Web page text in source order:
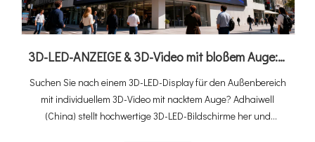
3D-LED-ANZEIGE & 3D-Video mit bloßem Auge: Ultimativer Kaufratgeber + Chinas Top-Lösung
Suchen Sie nach einem 3D-LED-Display für den Außenbereich
mit individuellem 3D-Video mit nacktem Auge? Adhaiwell
(China) stellt hochwertige 3D-LED-Bildschirme her und